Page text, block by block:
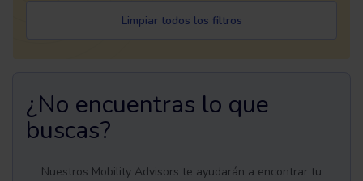
Limpiar todos los filtros
¿No encuentras lo que
buscas?
Nuestros Mobility Advisors te ayudarán a encontrar tu